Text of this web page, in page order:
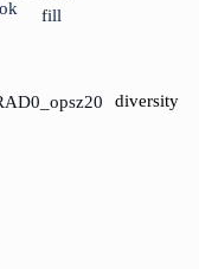
diversity